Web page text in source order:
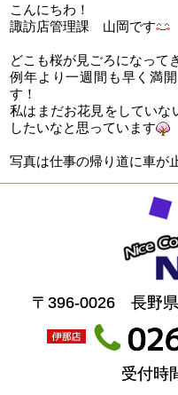
こんにちわ！
諏訪店管理課 山岡です
どこも桜が見ごろになって
例年より一週間も早く満
す！
私はまだお花見をしていな
したいなと思っています
写真は仕事の帰り道に車が
〒396-0026 長野
受付時